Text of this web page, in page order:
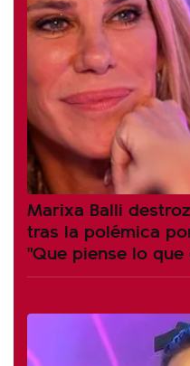
Marixa Balli
tras la polémica
"Que piense lo que